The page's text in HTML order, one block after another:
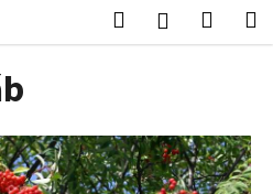
HledatPřihlášení